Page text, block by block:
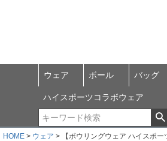
ウェア ボール バッグ
ハイスポーツコラボウェア
HOME ウェア 【ボウリングウェア ハイス